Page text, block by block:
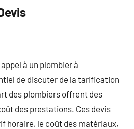
à un plombier à
de discuter de la tarification
des plombiers offrent des
des prestations. Ces devis
horaire, le coût des matériaux,